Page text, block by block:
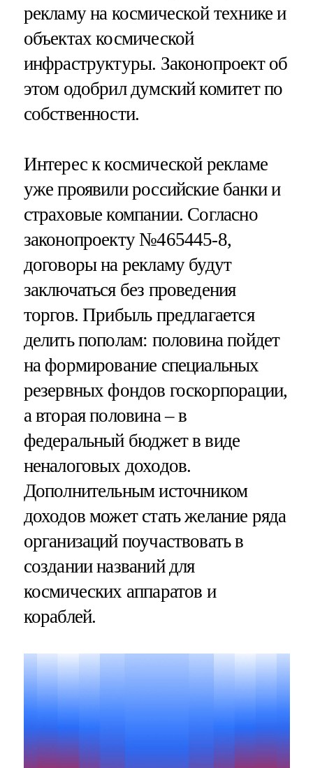
рекламу на космической технике и
объектах космической
инфраструктуры. Законопроект об
этом одобрил думский комитет по
собственности.
Интерес к космической рекламе
уже проявили российские банки и
страховые компании. Согласно
законопроекту №465445-8,
договоры на рекламу будут
заключаться без проведения
торгов. Прибыль предлагается
делить пополам: половина пойдет
на формирование специальных
резервных фондов госкорпорации,
а вторая половина – в
федеральный бюджет в виде
неналоговых доходов.
Дополнительным источником
доходов может стать желание ряда
организаций поучаствовать в
создании названий для
космических аппаратов и
кораблей.